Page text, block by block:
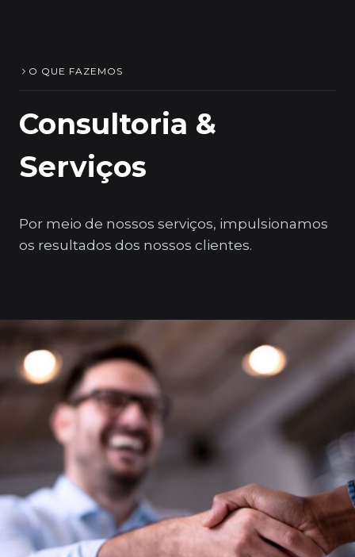
O QUE FAZEMOS
Consultoria &
Serviços
Por meio de nossos serviços, impulsionamos
os resultados dos nossos clientes.